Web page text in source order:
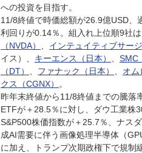
への投資を目指す。
11/8終値で時価総額が26.9億USD、
利回りが0.14％。組入れ上位順9社は
（NVDA）
インテュイティブサー
イス）、 キーエンス（日本） SMC
（DT）
ファナック（日本） オム
クス（CGNX）
。
昨年末終値から11/8終値までの騰落
ETFが＋28.5％に対し、ダウ工業株
S&P500株価指数が＋25.7％、ナス
成AI需要に伴う画像処理半導体（
に加え、トランプ次期政権下で規制